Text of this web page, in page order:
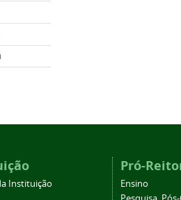
Instituição
Pró-
Ensino